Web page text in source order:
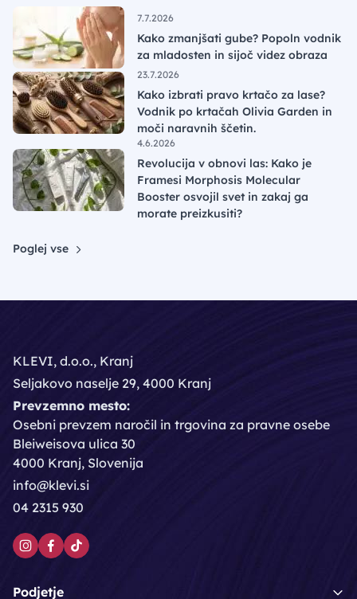
7.7.2026
Kako zmanjšati gube? Popoln vodnik
za mladosten in sijoč videz obraza
23.7.2026
Kako izbrati pravo krtačo za lase?
Vodnik po krtačah Olivia Garden in
moči naravnih ščetin.
4.6.2026
Revolucija v obnovi las: Kako je
Framesi Morphosis Molecular
Booster osvojil svet in zakaj ga
morate preizkusiti?
Poglej vse
KLEVI, d.o.o., Kranj
Seljakovo naselje 29, 4000 Kranj
Prevzemno mesto:
Osebni prevzem naročil in trgovina za pravne osebe
Bleiweisova ulica 30
4000 Kranj, Slovenija
info@klevi.si
04 2315 930
Podjetje